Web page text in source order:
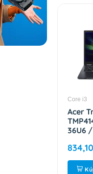
Core i3
Acer
36U6
512GB
W11P